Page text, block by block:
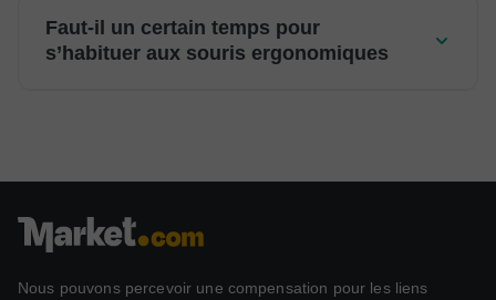
Faut-il un certain temps pour
s’habituer aux souris ergonomiques
Nous pouvons percevoir une compensation pour les liens